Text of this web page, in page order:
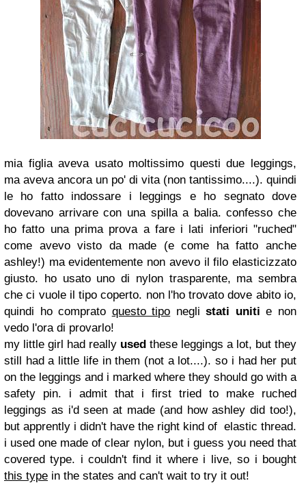
mia figlia aveva usato moltissimo questi due leggings,
ma aveva ancora un po' di vita (non tantissimo....). quindi
le ho fatto indossare i leggings e ho segnato dove
dovevano arrivare con una spilla a balia. confesso che
ho fatto una prima prova a fare i lati inferiori "ruched"
come avevo visto da made (e come ha fatto anche
ashley!) ma evidentemente non avevo il filo elasticizzato
giusto. ho usato uno di nylon trasparente, ma sembra
che ci vuole il tipo coperto. non l'ho trovato dove abito io,
quindi ho comprato questo tipo neglistati uniti e non
vedo l'ora di provarlo!
my little girl had really used these leggings a lot, but they
still had a little life in them (not a lot....). so i had her put
on the leggings and i marked where they should go with a
safety pin. i admit that i first tried to make ruched
leggings as i'd seen at made (and how ashley did too!),
but apprently i didn't have the right kind of elastic thread.
i used one made of clear nylon, but i guess you need that
covered type. i couldn't find it where i live, so i bought
this type in the states and can't wait to try it out!